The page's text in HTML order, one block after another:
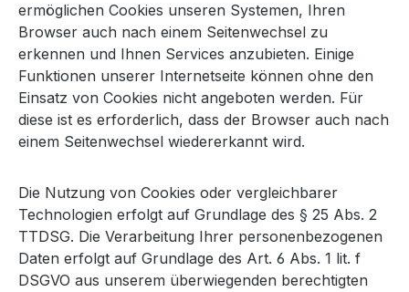
ermöglichen Cookies unseren Systemen, Ihren
Browser auch nach einem Seitenwechsel zu
erkennen und Ihnen Services anzubieten. Einige
Funktionen unserer Internetseite können ohne den
Einsatz von Cookies nicht angeboten werden. Für
diese ist es erforderlich, dass der Browser auch nach
einem Seitenwechsel wiedererkannt wird.
Die Nutzung von Cookies oder vergleichbarer
Technologien erfolgt auf Grundlage des § 25 Abs. 2
TTDSG. Die Verarbeitung Ihrer personenbezogenen
Daten erfolgt auf Grundlage des Art. 6 Abs. 1 lit. f
DSGVO aus unserem überwiegenden berechtigten